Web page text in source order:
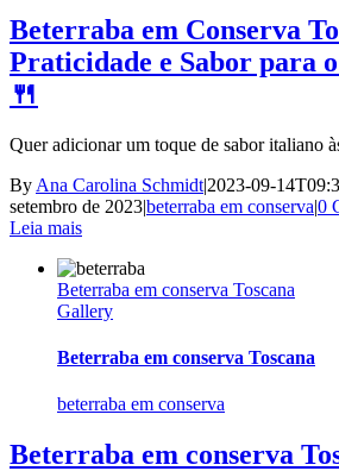
Beterraba em Conserva
Praticidade e Sabor para
🍴
Quer adicionar um toque de sabor italiano
By Ana Carolina Schmidt|2023-09-
setembro de 2023|beterraba em conserva|0
Leia mais
Beterraba em conserva Toscana
Gallery
Beterraba em conserva Toscana
beterraba em conserva
Beterraba em conserva